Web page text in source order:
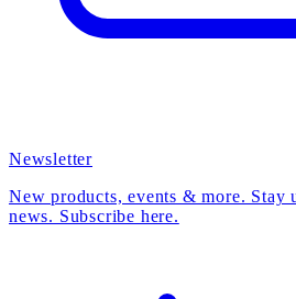
Newsletter
New products, events & more. Stay
news. Subscribe here.